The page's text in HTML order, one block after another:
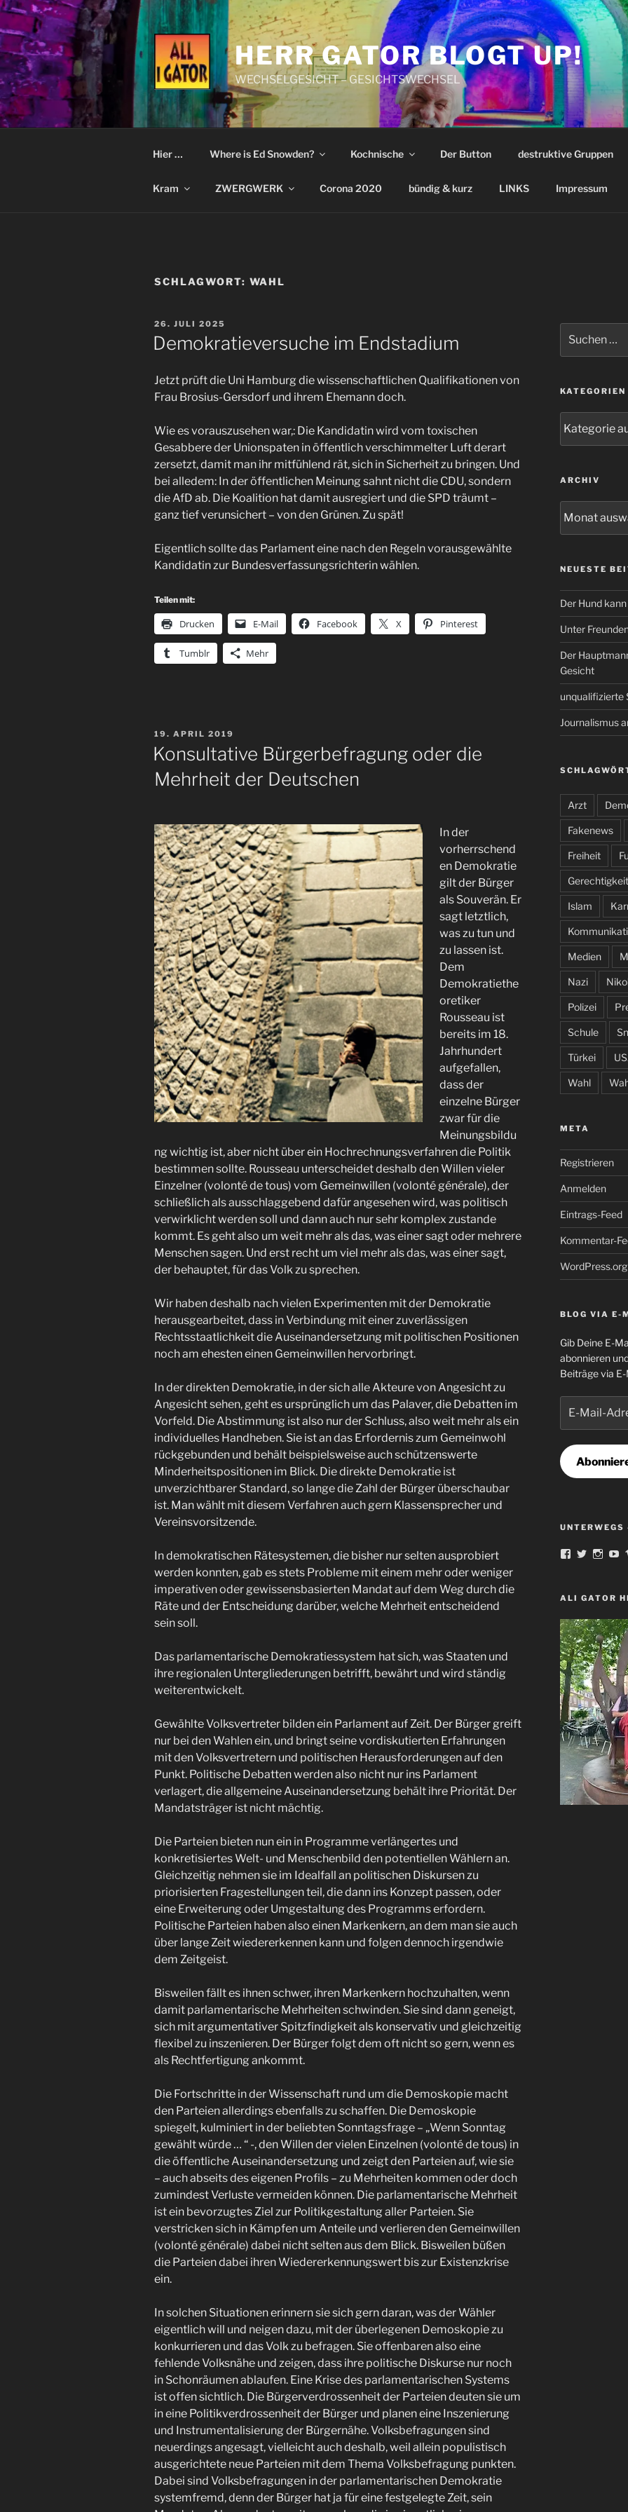
Zum
Inhalt
springen
HERR GATOR BLOGT UP!
WECHSELGESICHT – GESICHTSWECHSEL
Hier … Where is Ed Snowden? Kochnische Der Button destruktive Gruppen
Kram ZWERGWERK Corona 2020 bündig & kurz LINKS Impressum
SCHLAGWORT: WAHL
VERÖFFENTLICHT
AM
26. JULI 2025
Demokratieversuche im Endstadium
Jetzt prüft die Uni Hamburg die wissenschaftlichen Qualifikationen von
Frau Brosius-Gersdorf und ihrem Ehemann doch.
Wie es vorauszusehen war,: Die Kandidatin wird vom toxischen
Gesabbere der Unionspaten in öffentlich verschimmelter Luft derart
zersetzt, damit man ihr mitfühlend rät, sich in Sicherheit zu bringen. Und
bei alledem: In der öffentlichen Meinung sahnt nicht die CDU, sondern
die AfD ab. Die Koalition hat damit ausregiert und die SPD träumt –
ganz tief verunsichert – von den Grünen. Zu spät!
Eigentlich sollte das Parlament eine nach den Regeln vorausgewählte
Kandidatin zur Bundesverfassungsrichterin wählen.
Teilen mit:
Drucken E-Mail Facebook X Pinterest
Tumblr Mehr
VERÖFFENTLICHT
19. APRIL 2019
Konsultative Bürgerbefragung oder die
Mehrheit der Deutschen
In der
vorherrschend
en Demokratie
gilt der Bürger
als Souverän. Er
sagt letztlich,
was zu tun und
zu lassen ist.
Dem
Demokratiethe
oretiker
Rousseau ist
bereits im 18.
Jahrhundert
aufgefallen,
dass der
einzelne Bürger
zwar für die
Meinungsbildu
ng wichtig ist, aber nicht über ein Hochrechnungsverfahren die Politik
bestimmen sollte. Rousseau unterscheidet deshalb den Willen vieler
Einzelner (volonté de tous) vom Gemeinwillen (volonté générale), der
schließlich als ausschlaggebend dafür angesehen wird, was politisch
verwirklicht werden soll und dann auch nur sehr komplex zustande
kommt. Es geht also um weit mehr als das, was einer sagt oder mehrere
Menschen sagen. Und erst recht um viel mehr als das, was einer sagt,
der behauptet, für das Volk zu sprechen.
Wir haben deshalb nach vielen Experimenten mit der Demokratie
herausgearbeitet, dass in Verbindung mit einer zuverlässigen
Rechtsstaatlichkeit die Auseinandersetzung mit politischen Positionen
noch am ehesten einen Gemeinwillen hervorbringt.
In der direkten Demokratie, in der sich alle Akteure von Angesicht zu
Angesicht sehen, geht es ursprünglich um das Palaver, die Debatten im
Vorfeld. Die Abstimmung ist also nur der Schluss, also weit mehr als ein
individuelles Handheben. Sie ist an das Erfordernis zum Gemeinwohl
rückgebunden und behält beispielsweise auch schützenswerte
Minderheitspositionen im Blick. Die direkte Demokratie ist
unverzichtbarer Standard, so lange die Zahl der Bürger überschaubar
ist. Man wählt mit diesem Verfahren auch gern Klassensprecher und
Vereinsvorsitzende.
In demokratischen Rätesystemen, die bisher nur selten ausprobiert
werden konnten, gab es stets Probleme mit einem mehr oder weniger
imperativen oder gewissensbasierten Mandat auf dem Weg durch die
Räte und der Entscheidung darüber, welche Mehrheit entscheidend
sein soll.
Das parlamentarische Demokratiessystem hat sich, was Staaten und
ihre regionalen Untergliederungen betrifft, bewährt und wird ständig
weiterentwickelt.
Gewählte Volksvertreter bilden ein Parlament auf Zeit. Der Bürger greift
nur bei den Wahlen ein, und bringt seine vordiskutierten Erfahrungen
mit den Volksvertretern und politischen Herausforderungen auf den
Punkt. Politische Debatten werden also nicht nur ins Parlament
verlagert, die allgemeine Auseinandersetzung behält ihre Priorität. Der
Mandatsträger ist nicht mächtig.
Die Parteien bieten nun ein in Programme verlängertes und
konkretisiertes Welt- und Menschenbild den potentiellen Wählern an.
Gleichzeitig nehmen sie im Idealfall an politischen Diskursen zu
priorisierten Fragestellungen teil, die dann ins Konzept passen, oder
eine Erweiterung oder Umgestaltung des Programms erfordern.
Politische Parteien haben also einen Markenkern, an dem man sie auch
über lange Zeit wiedererkennen kann und folgen dennoch irgendwie
dem Zeitgeist.
Bisweilen fällt es ihnen schwer, ihren Markenkern hochzuhalten, wenn
damit parlamentarische Mehrheiten schwinden. Sie sind dann geneigt,
sich mit argumentativer Spitzfindigkeit als konservativ und gleichzeitig
flexibel zu inszenieren. Der Bürger folgt dem oft nicht so gern, wenn es
als Rechtfertigung ankommt.
Die Fortschritte in der Wissenschaft rund um die Demoskopie macht
den Parteien allerdings ebenfalls zu schaffen. Die Demoskopie
spiegelt, kulminiert in der beliebten Sonntagsfrage – „Wenn Sonntag
gewählt würde … “ -, den Willen der vielen Einzelnen (volonté de tous) in
die öffentliche Auseinandersetzung und zeigt den Parteien auf, wie sie
– auch abseits des eigenen Profils – zu Mehrheiten kommen oder doch
zumindest Verluste vermeiden können. Die parlamentarische Mehrheit
ist ein bevorzugtes Ziel zur Politikgestaltung aller Parteien. Sie
verstricken sich in Kämpfen um Anteile und verlieren den Gemeinwillen
(volonté générale) dabei nicht selten aus dem Blick. Bisweilen büßen
die Parteien dabei ihren Wiedererkennungswert bis zur Existenzkrise
ein.
In solchen Situationen erinnern sie sich gern daran, was der Wähler
eigentlich will und neigen dazu, mit der überlegenen Demoskopie zu
konkurrieren und das Volk zu befragen. Sie offenbaren also eine
fehlende Volksnähe und zeigen, dass ihre politische Diskurse nur noch
in Schonräumen ablaufen. Eine Krise des parlamentarischen Systems
ist offen sichtlich. Die Bürgerverdrossenheit der Parteien deuten sie um
in eine Politikverdrossenheit der Bürger und planen eine Inszenierung
und Instrumentalisierung der Bürgernähe. Volksbefragungen sind
neuerdings angesagt, vielleicht auch deshalb, weil allein populistisch
ausgerichtete neue Parteien mit dem Thema Volksbefragung punkten.
Dabei sind Volksbefragungen in der parlamentarischen Demokratie
systemfremd, denn der Bürger hat ja für eine festgelegte Zeit, sein
nach:
KATEGORIEN
ARCHIV
NEUESTE
Der Hund
Unter
Der
Gesicht
unqualifizierte
Journalismus
Arzt
Fakenews
Freiheit
Gerechtigkeit
Islam
Medien
Nazi
Polizei
Schule
Türkei
Wahl
META
Registrieren
Anmelden
Eintrags-Feed
Kommentar-
WordPress.org
BLOG VIA E-
Gib Deine E-
abonnieren
Beiträge via
Mail-
Adresse
Profil
Facebook
Profil
Twitter
Profil
ALI GATOR